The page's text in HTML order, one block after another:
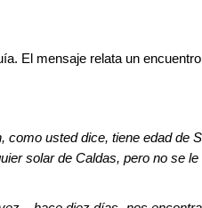
El mensaje relata un
como usted dice, tiene edad de
solar de Caldas, pero no se le